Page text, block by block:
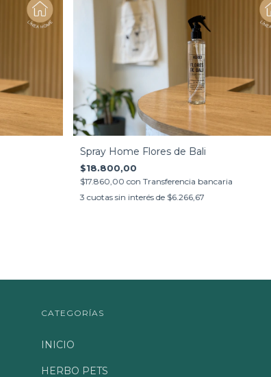
Spray Home Flores de Bali
$18.800,00
$17.860,00 con Transferencia bancaria
3 cuotas sin interés de $6.266,67
CATEGORÍAS
INICIO
HERBO PETS